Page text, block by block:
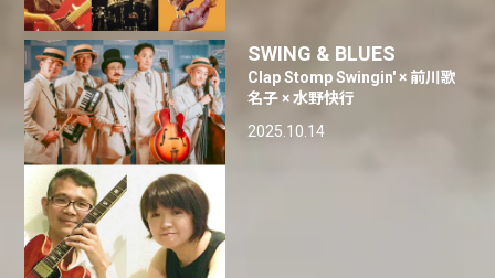
SWING & BLUES
Clap Stomp Swingin' × 前川歌
名子 × 水野快行
2025.10.14